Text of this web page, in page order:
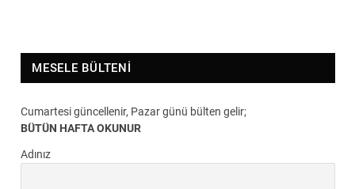
MESELE BÜLTENI
Cumartesi güncellenir, Pazar günü bülten gelir;
BÜTÜN HAFTA OKUNUR
Adınız